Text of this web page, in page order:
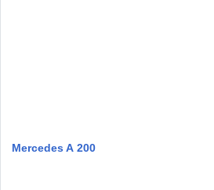
Mercedes A 200